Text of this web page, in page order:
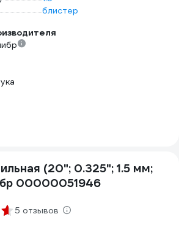
блистер
(20"; 0.325"; 1.5 мм;
00000051946
5 отзывов